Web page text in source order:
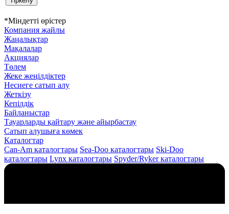
*Міндетті өрістер
Компания жайлы
Жаңалықтар
Мақалалар
Акциялар
Төлем
Жеке жеңілдіктер
Несиеге сатып алу
Жеткізу
Кепілдік
Байланыстар
Тауарларды қайтару және айырбастау
Сатып алушыға көмек
Каталогтар
Can-Am каталогтары Sea-Doo каталогтары Ski-Doo
каталогтары Lynx каталогтары Spyder/Ryker каталогтары